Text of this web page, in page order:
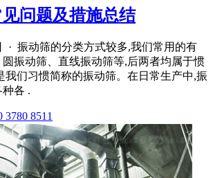
问题及措施总结
· 振动筛的分类方式较多,我们常用的有
振动筛、直线振动筛等,后两者均属于惯
我们习惯简称的振动筛。在日常生产中,振
各 .
8511